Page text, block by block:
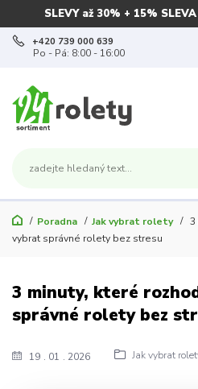
SLEVY až 30% + 15%
+420 739 000 639
Po - Pá: 8:00 - 16:00
Poradna Jak vybrat rolety
3
vybrat správné rolety bez stresu
19 01 2026 Jak vybrat
3 minuty, které
správné rolety bez